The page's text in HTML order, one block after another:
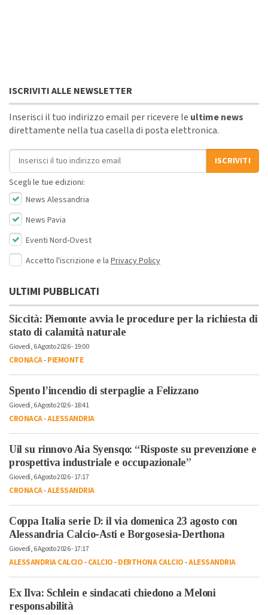
ISCRIVITI ALLE NEWSLETTER
Inserisci il tuo indirizzo email per ricevere le ultime news
direttamente nella tua casella di posta elettronica.
Indirizzo email
ISCRIVITI
Scegli le tue edizioni:
News Alessandria
News Pavia
Eventi Nord-Ovest
Accetto l'iscrizione e la Privacy Policy
ULTIMI PUBBLICATI
Siccità: Piemonte avvia le procedure per la richiesta di
stato di calamità naturale
Giovedì, 6 Agosto 2026 - 19:00
CRONACA-PIEMONTE
Spento l’incendio di sterpaglie a Felizzano
Giovedì, 6 Agosto 2026 - 18:41
CRONACA-ALESSANDRIA
Uil su rinnovo Aia Syensqo: “Risposte su prevenzione e
prospettiva industriale e occupazionale”
Giovedì, 6 Agosto 2026 - 17:17
CRONACA-ALESSANDRIA
Coppa Italia serie D: il via domenica 23 agosto con
Alessandria Calcio-Asti e Borgosesia-Derthona
Giovedì, 6 Agosto 2026 - 17:17
ALESSANDRIA CALCIO-CALCIO-DERTHONA CALCIO-ALESSANDRIA
Ex Ilva: Schlein e sindacati chiedono a Meloni
responsabilità